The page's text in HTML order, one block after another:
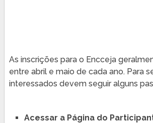
As inscrições para o Encceja
entre abril e maio de cada ano. Para
interessados devem seguir alguns
Acessar a Página do